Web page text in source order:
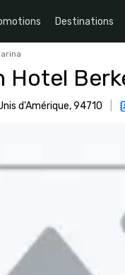
Destinations
Hotel
d'Amérique, 94710